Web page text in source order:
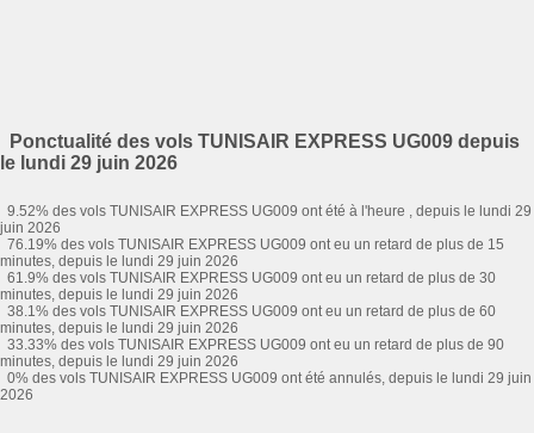
Ponctualité des vols TUNISAIR EXPRESS UG009 depuis
le lundi 29 juin 2026
9.52% des vols TUNISAIR EXPRESS UG009 ont été à l'heure , depuis le lundi 29
juin 2026
76.19% des vols TUNISAIR EXPRESS UG009 ont eu un retard de plus de 15
minutes, depuis le lundi 29 juin 2026
61.9% des vols TUNISAIR EXPRESS UG009 ont eu un retard de plus de 30
minutes, depuis le lundi 29 juin 2026
38.1% des vols TUNISAIR EXPRESS UG009 ont eu un retard de plus de 60
minutes, depuis le lundi 29 juin 2026
33.33% des vols TUNISAIR EXPRESS UG009 ont eu un retard de plus de 90
minutes, depuis le lundi 29 juin 2026
0% des vols TUNISAIR EXPRESS UG009 ont été annulés, depuis le lundi 29 juin
2026